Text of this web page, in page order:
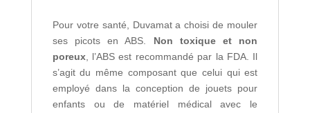
Pour votre santé, Duvamat a choisi de mouler
ses picots en ABS. Non toxique et non
poreux, l’ABS est recommandé par la FDA. Il
s’agit du même composant que celui qui est
employé dans la conception de jouets pour
enfants ou de matériel médical avec le